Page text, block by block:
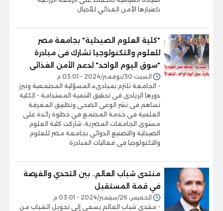
باعتبارها الأمن الغذائي للأجيال
"كلية العلوم الصيدلية" بجامعة مصر
للعلوم والتكنولوجيا تشارك فى مبادرة
"سوق اليوم الواحد" لدعم الأمن الغذائى
السبت 30/نوفمبر/2024 - 03:01 م
- الجامعة تلتزم بمبادىء المسؤلية المجتمعية وتبرز
دورها الريادى فى تحقيق التنمية المستدامة - الكلية
تساهم فى نشر الوعى الصحى وتطبيق المعرفة
العلمية فى خدمة المجتمع في خطوة رائدة على
مستوى الجامعات المصرية، شاركت كلية العلوم
الصيدلية والتصنيع الدوائي بجامعة مصر للعلوم
والتكنولوجيا فى فعاليات المبادرة
منتدى شباب العالم.. بين التحدي والفرصة
في قمة المستقبل
الخميس 26/سبتمبر/2024 - 03:01 م
- منتدى شباب العالم يسعى إلى تحويل الشباب من